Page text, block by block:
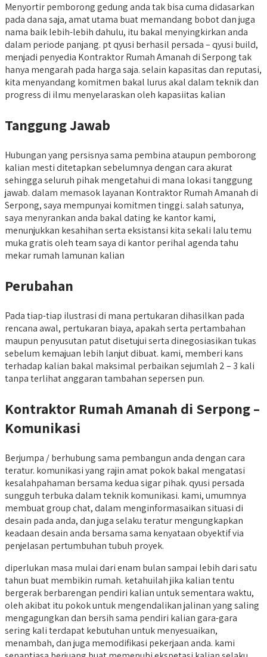
Menyortir pemborong gedung anda tak bisa cuma didasarkan
pada dana saja, amat utama buat memandang bobot dan juga
nama baik lebih-lebih dahulu, itu bakal menyingkirkan anda
dalam periode panjang. pt qyusi berhasil persada – qyusi build,
menjadi penyedia Kontraktor Rumah Amanah di Serpong tak
hanya mengarah pada harga saja. selain kapasitas dan reputasi,
kita menyandang komitmen bakal lurus akal dalam teknik dan
progress di ilmu menyelaraskan oleh kapasiitas kalian
Tanggung Jawab
Hubungan yang persisnya sama pembina ataupun pemborong
kalian mesti ditetapkan sebelumnya dengan cara akurat
sehingga seluruh pihak mengetahui di mana lokasi tanggung
jawab. dalam memasok layanan Kontraktor Rumah Amanah di
Serpong, saya mempunyai komitmen tinggi. salah satunya,
saya menyrankan anda bakal dating ke kantor kami,
menunjukkan kesahihan serta eksistansi kita sekali lalu temu
muka gratis oleh team saya di kantor perihal agenda tahu
mekar rumah lamunan kalian
Perubahan
Pada tiap-tiap ilustrasi di mana pertukaran dihasilkan pada
rencana awal, pertukaran biaya, apakah serta pertambahan
maupun penyusutan patut disetujui serta dinegosiasikan tukas
sebelum kemajuan lebih lanjut dibuat. kami, memberi kans
terhadap kalian bakal maksimal perbaikan sejumlah 2 – 3 kali
tanpa terlihat anggaran tambahan sepersen pun.
Kontraktor Rumah Amanah di Serpong –
Komunikasi
Berjumpa / berhubung sama pembangun anda dengan cara
teratur. komunikasi yang rajin amat pokok bakal mengatasi
kesalahpahaman bersama kedua sigar pihak. qyusi persada
sungguh terbuka dalam teknik komunikasi. kami, umumnya
membuat group chat, dalam menginformasaikan situasi di
desain pada anda, dan juga selaku teratur mengungkapkan
keadaan desain anda bersama sama kenyataan obyektif via
penjelasan pertumbuhan tubuh proyek.
diperlukan masa mulai dari enam bulan sampai lebih dari satu
tahun buat membikin rumah. ketahuilah jika kalian tentu
bergerak berbarengan pendiri kalian untuk sementara waktu,
oleh akibat itu pokok untuk mengendalikan jalinan yang saling
mengagungkan dan bersih sama pendiri kalian gara-gara
sering kali terdapat kebutuhan untuk menyesuaikan,
menambah, dan juga memodifikasi pekerjaan anda. kami